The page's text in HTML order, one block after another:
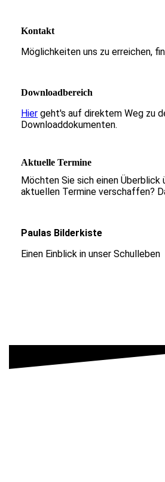
Kontakt
Möglichkeiten uns zu erreichen,
Downloadbereich
Hier geht's auf direktem Weg zu
Downloaddokumenten.
Aktuelle Termine
Möchten Sie sich einen Überblick
aktuellen Termine verschaffen?
Paulas Bilderkiste
Einen Einblick in unser